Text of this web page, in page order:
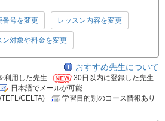
番号を変更 レッスン内容を変更
対象や料金を変更
おすすめ先生について
利用した先生
30日以内に登録した先生
日本語でメールが可能
CELTA)
学習目的別のコース情報あり